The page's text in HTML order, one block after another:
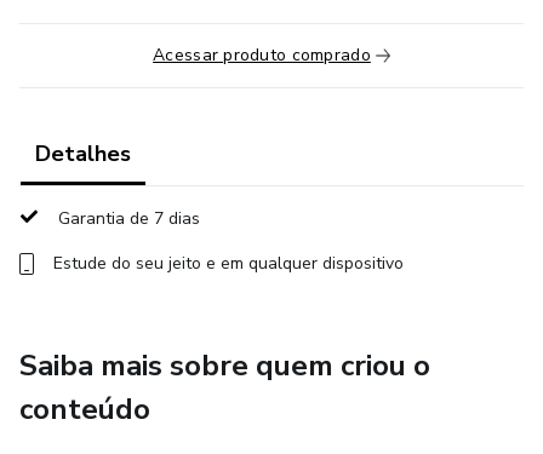
- Discussões abertas e interativas entre os membros
- Desconto na loja do Centro espiritual
Acessar produto comprado
Detalhes
Garantia de 7 dias
Estude do seu jeito e em qualquer dispositivo
Saiba mais sobre quem criou o
conteúdo